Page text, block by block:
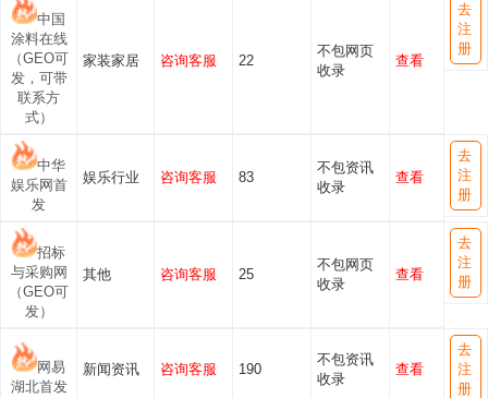
中国
涂料在线
（GEO可
发，可带
联系方
式）
家装家居 咨询客服 22
不包网页
收录
查看
去
注
册
中华
娱乐网首
发
娱乐行业 咨询客服 83
不包资讯
收录
查看
去
注
册
招标
与采购网
（GEO可
发）
其他 咨询客服 25
不包网页
收录
查看
去
注
册
网易
湖北首发
新闻资讯 咨询客服 190
不包资讯
收录
查看
去
注
册